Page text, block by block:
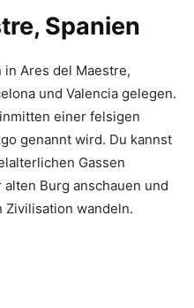
Spanien
Ares del Maestre,
und Valencia gelegen.
einer felsigen
genannt wird. Du kannst
Gassen
Burg anschauen und
Zivilisation wandeln.